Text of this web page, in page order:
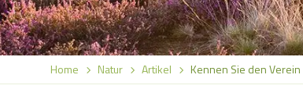
Home Natur Artikel Kennen Sie den Verein